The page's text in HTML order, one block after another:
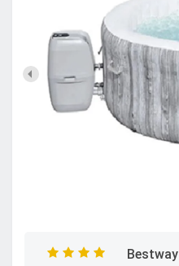
جکوزی بادی ارزان بست وی Bestway